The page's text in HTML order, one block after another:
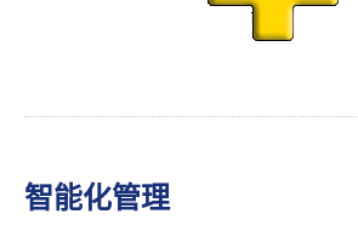
智能化管理